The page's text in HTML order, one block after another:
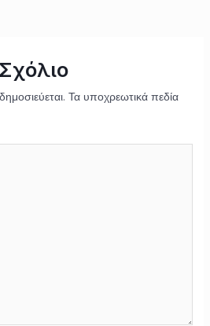
Τα υποχρεωτικά πεδία